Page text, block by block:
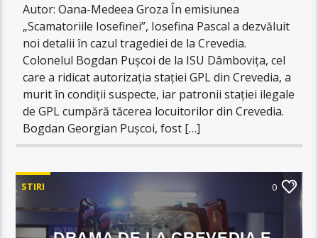
Autor: Oana-Medeea Groza În emisiunea
„Scamatoriile Iosefinei”, Iosefina Pascal a dezvăluit
noi detalii în cazul tragediei de la Crevedia.
Colonelul Bogdan Pușcoi de la ISU Dâmbovița, cel
care a ridicat autorizația stației GPL din Crevedia, a
murit în condiții suspecte, iar patronii stației ilegale
de GPL cumpără tăcerea locuitorilor din Crevedia.
Bogdan Georgian Puşcoi, fost […]
STIRI 0